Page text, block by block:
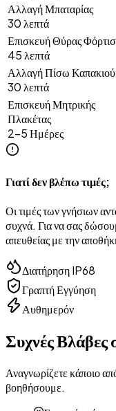
Αλλαγή Μπαταρίας
30 λεπτά
Επισκευή Θύρας
45 λεπτά
Αλλαγή Πίσω Καπακιού
30 λεπτά
Επισκευή Μητρικής
Πλακέτας
2-5 Ημέρες
Γιατί δεν βλέπω τιμές;
Οι τιμές των γνήσιων
συχνά. Για να σας
απευθείας με την
Διατήρηση IP68
Γραπτή Εγγύηση
Αυθημερόν
Συχνές Βλάβες
Αναγνωρίζετε κάποιο
βοηθήσουμε.